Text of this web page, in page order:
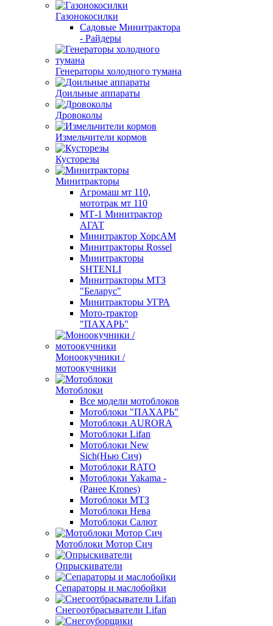
Газонокосилки
Садовые Минитрактора
- Райдеры
Генераторы холодного тумана
Доильные аппараты
Дровоколы
Измельчители кормов
Кусторезы
Минитракторы
Агромаш мт 110,
мототрак мт 110
МТ-1 Минитрактор
АГАТ
Минитрактор ХорсАМ
Минитракторы Rossel
Минитракторы
SHTENLI
Минитракторы МТЗ
"Беларус"
Минитракторы УГРА
Мото-трактор
"ПАХАРЬ"
Моноокучники /
мотоокучники
Мотоблоки
Все модели мотоблоков
Мотоблоки "ПАХАРЬ"
Мотоблоки AURORA
Мотоблоки Lifan
Мотоблоки New
Sich(Нью Сич)
Мотоблоки RATO
Мотоблоки Yakama -
(Ранее Krones)
Мотоблоки МТЗ
Мотоблоки Нева
Мотоблоки Салют
Мотоблоки Мотор Сич
Опрыскиватели
Сепараторы и маслобойки
Снегоотбрасыватели Lifan